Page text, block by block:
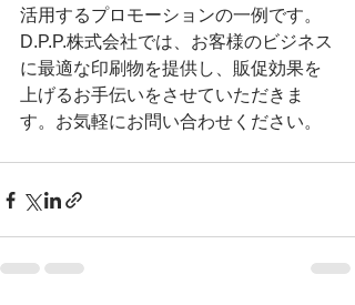
活用するプロモーションの一例です。
D.P.P.株式会社では、お客様のビジネス
に最適な印刷物を提供し、販促効果を
上げるお手伝いをさせていただきま
す。お気軽にお問い合わせください。